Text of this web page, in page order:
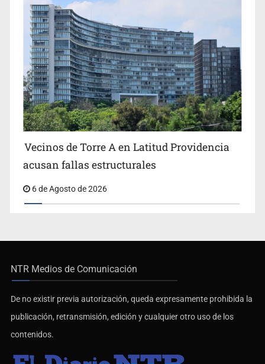
Vecinos de Torre A en Latitud Providencia
acusan fallas estructurales
6 de Agosto de 2026
NTR Medios de Comunicación
De no existir previa autorización, queda expresamente prohibida la
publicación, retransmisión, edición y cualquier otro uso de los
contenidos.